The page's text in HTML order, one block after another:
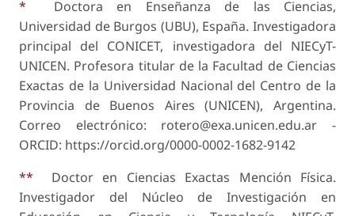
*
Doctora en Enseñanza de las Ciencias,
Universidad de Burgos (UBU), España. Investigadora
principal del CONICET, investigadora del NIECyT-
UNICEN. Profesora titular de la Facultad de Ciencias
Exactas de la Universidad Nacional del Centro de la
Provincia de Buenos Aires (UNICEN), Argentina.
Correo electrónico: rotero@exa.unicen.edu.ar -
ORCID: https://orcid.org/0000-0002-1682-9142
**
Doctor en Ciencias Exactas Mención Física.
Investigador del Núcleo de Investigación en